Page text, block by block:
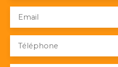
Email
Téléphone